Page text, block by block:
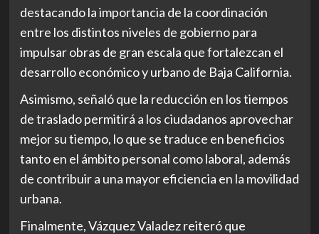
destacando la importancia de la coordinación
entre los distintos niveles de gobierno para
impulsar obras de gran escala que fortalezcan el
desarrollo económico y urbano de Baja California.
Asimismo, señaló que la reducción en los tiempos
de traslado permitirá a los ciudadanos aprovechar
mejor su tiempo, lo que se traduce en beneficios
tanto en el ámbito personal como laboral, además
de contribuir a una mayor eficiencia en la movilidad
urbana.
Finalmente, Vázquez Valadez reiteró que